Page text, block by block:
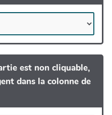
est non cliquable,
dans la colonne de